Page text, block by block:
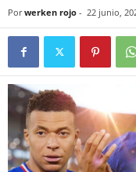
Por werken rojo - 22 junio,